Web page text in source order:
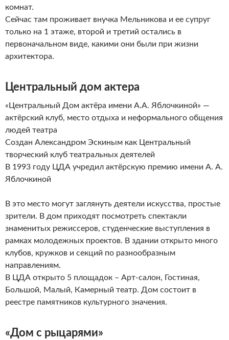
комнат.
Сейчас там проживает внучка Мельникова и ее супруг
только на 1 этаже, второй и третий остались в
первоначальном виде, какими они были при жизни
архитектора.
Центральный дом актера
«Центральный Дом актёра имени А.А. Яблочкиной» —
актёрский клуб, место отдыха и неформального общения
людей театра
Создан Александром Эскиным как Центральный
творческий клуб театральных деятелей
В 1993 году ЦДА учредил актёрскую премию имени А. А.
Яблочкиной
В это место могут заглянуть деятели искусства, простые
зрители. В дом приходят посмотреть спектакли
знаменитых режиссеров, студенческие выступления в
рамках молодежных проектов. В здании открыто много
клубов, кружков и секций по разнообразным
направлениям.
В ЦДА открыто 5 площадок – Арт-салон, Гостиная,
Большой, Малый, Камерный театр. Дом состоит в
реестре памятников культурного значения.
«Дом с рыцарями»